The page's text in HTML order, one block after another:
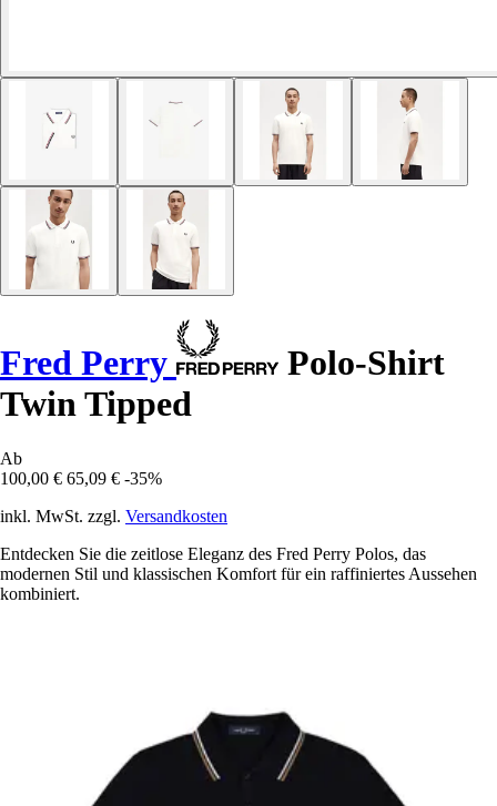
Fred Perry
Polo-Shirt
Twin Tipped
Ab
100,00 € 65,09 € -35%
inkl. MwSt. zzgl. Versandkosten
Entdecken Sie die zeitlose Eleganz des Fred Perry Polos, das
modernen Stil und klassischen Komfort für ein raffiniertes Aussehen
kombiniert.